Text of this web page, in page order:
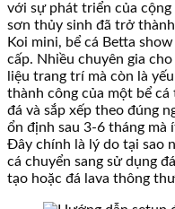
với sự phát triển của
sơn thủy sinh đã trở
Koi mini, bể cá Betta
cấp. Nhiều chuyên gia
liệu trang trí mà còn là
thành công của một bể
đá và sắp xếp theo đúng
ổn định sau 3-6 tháng mà
Đây chính là lý do tại sao
cá chuyển sang sử dụng
tạo hoặc đá lava thông